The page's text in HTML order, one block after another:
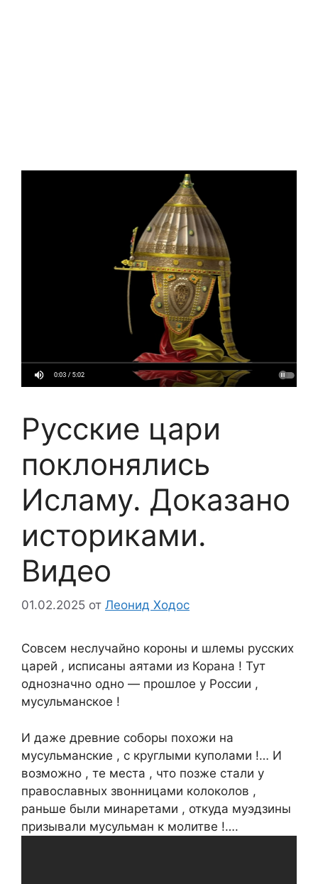
Русские цари
поклонялись
Исламу. Доказано
историками.
Видео
01.02.2025 от Леонид Ходос
Совсем неслучайно короны и шлемы русских
царей , исписаны аятами из Корана ! Тут
однозначно одно — прошлое у России ,
мусульманское !
И даже древние соборы похожи на
мусульманские , с круглыми куполами !… И
возможно , те места , что позже стали у
православных звонницами колоколов ,
раньше были минаретами , откуда муэдзины
призывали мусульман к молитве !….